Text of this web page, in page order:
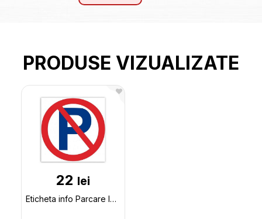
PRODUSE VIZUALIZATE
22 lei
Eticheta info Parcare Interzisa, 20x20cm RX00031